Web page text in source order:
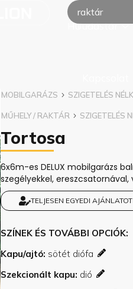
Tudástár
HU
raktár
MOBILGARÁZS SZIGETELÉS
MŰHELY / RAKTÁR SZIGETELÉS
Tortosa
6x6m-es DELUX mobilgarázs
szegélyekkel,
TELJESEN EGYEDI
SZÍNEK ÉS TOVÁBBI OPCIÓK
Kapu/ajtó
Szekcionált kapu